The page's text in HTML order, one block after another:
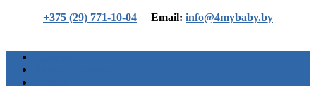
+375 (29) 771-10-04 Еmail: info@4mybaby.by